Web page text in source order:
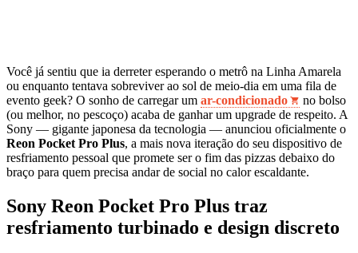
Você já sentiu que ia derreter esperando o metrô na Linha Amarela
ou enquanto tentava sobreviver ao sol de meio-dia em uma fila de
evento geek? O sonho de carregar um ar-condicionado
no bolso
(ou melhor, no pescoço) acaba de ganhar um upgrade de respeito. A
Sony — gigante japonesa da tecnologia — anunciou oficialmente o
Reon Pocket Pro Plus, a mais nova iteração do seu dispositivo de
resfriamento pessoal que promete ser o fim das pizzas debaixo do
braço para quem precisa andar de social no calor escaldante.
Sony Reon Pocket Pro Plus traz
resfriamento turbinado e design discreto